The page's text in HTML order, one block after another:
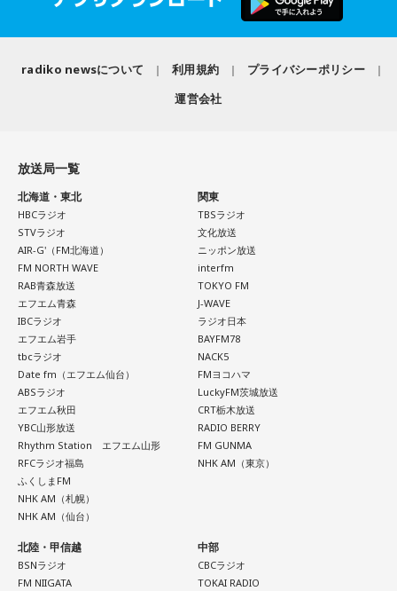
内省がテーマの日です。今日はこれまでを振り返って色々な
り、不要に感じるものは手放してみるのもおすすめです。
取ってリフレッシュするのも良さそうです。
【12位】射手座（いて座）
心のモヤモヤが目立つような日です。今日は頑張らず、1人の
時間を大切にしたり、のんびり過ごす時間を持つようにしま
しょう。
【今日の一言メッセージ】
今日は不要なものを手放したり、今後の計画を見直すことを
心掛けると良い日です。
■監修者プロフィール：莉瑠（リル）
東京・池袋占い館セレーネ所属。10代に占いに出会い、勉
強、コミュニケーションなどの苦手な部分を克服。成績も最
下位からトップに。OL、芸能活動を経て、悩みやコンプレッ
クスを持つ方に寄り添いたいと本格的に占いの世界に進出。
SATORI電話占い月間ランキング連続1位。占いコンテンツ
『莉瑠と龍神様の絶対神託』リリース。
Webサイト：
オンライン占いセレーネ：
https://online-uranai.jp/
ろう」のコーナーでは、大きな成功でなくても「自分、本当
によく頑張ったな」と思えるこれまでの出来事を、“自分への
て言葉にすることで、人生をじっくりと見つめ直す時間とな
ーでは、来場者が選んだ“人生の最後に流したい一曲”にまつわ
る思い出を紹介。音楽を通してこれまでの人生を振り返りな
がら、これからの“自分らしい生き方”を考える時間を共有しま
した。田村は、人生の最後に流したい曲について、「お葬式
で流す曲は決めている。しかも自分の声で流したいと思っ
て、毎日ギターの弾き語りを書斎で練習して、音源として残
しているんです。娘たちにも聴こえているはずだから、お葬
式のときに『パパが弾いてた曲だ』と思ってもらえたら」と
思いを語りました。
コーナー後には、来場者から田村への質疑応答も実施。最後
には、田村がイベントを振り返り、「リスナーの皆さんのエ
ンディング曲の話とかを聞いているだけでも、僕はポジティ
ど、100％皆さんに必ず来るお別れなので、そのお別れとど
うやって向き合うかということを考える一つのきっかけにな
radiko newsについて 利用規約
プライバシーポリシー
運営会社
放送局一覧
北海道・東北
HBCラジオ
STVラジオ
AIR-G'（FM北海道）
FM NORTH WAVE
RAB青森放送
エフエム青森
IBCラジオ
エフエム岩手
tbcラジオ
Date fm（エフエム仙台）
ABSラジオ
エフエム秋田
YBC山形放送
Rhythm Station エフエム山形
RFCラジオ福島
ふくしまFM
NHK AM（札幌）
NHK AM（仙台）
関東
TBSラジオ
文化放送
ニッポン放送
interfm
TOKYO FM
J-WAVE
ラジオ日本
BAYFM78
NACK5
FMヨコハマ
LuckyFM茨城放送
CRT栃木放送
RADIO BERRY
FM GUNMA
NHK AM（東京）
北陸・甲信越
BSNラジオ
FM NIIGATA
中部
CBCラジオ
TOKAI RADIO